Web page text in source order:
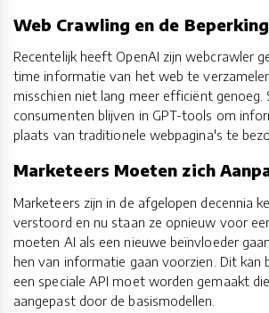
Web Crawling en de
Recentelijk heeft OpenAI zijn webcrawler
time informatie van het web te
misschien niet lang meer efficiënt genoeg.
consumenten blijven in GPT-tools om
plaats van traditionele webpagina's te
Marketeers Moeten zich
Marketeers zijn in de afgelopen decennia
verstoord en nu staan ze opnieuw voor
moeten AI als een nieuwe beïnvloeder
hen van informatie gaan voorzien. Dit kan
een speciale API moet worden gemaakt
aangepast door de basismodellen.